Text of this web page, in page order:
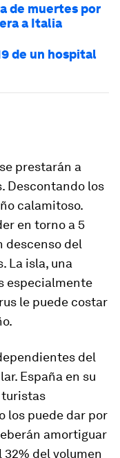
de muertes por
a Italia
de un hospital
prestarán a
Descontando los
calamitoso.
en torno a 5
descenso del
La isla, una
especialmente
le puede costar
del
España en su
turistas
los puede dar por
amortiguar
32% del volumen